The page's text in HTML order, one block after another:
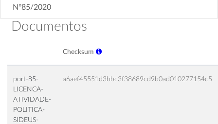
Nº85/2020
Documentos
Checksum
port-85-
LICENCA-
ATIVIDADE-
POLITICA-
SIDEUS-
a6aef45551d3bbc3f38689cd9b0ad010277154c5